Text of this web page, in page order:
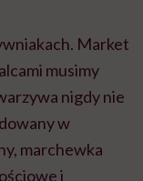
Market
musimy
nigdy nie
w
marchewka
i